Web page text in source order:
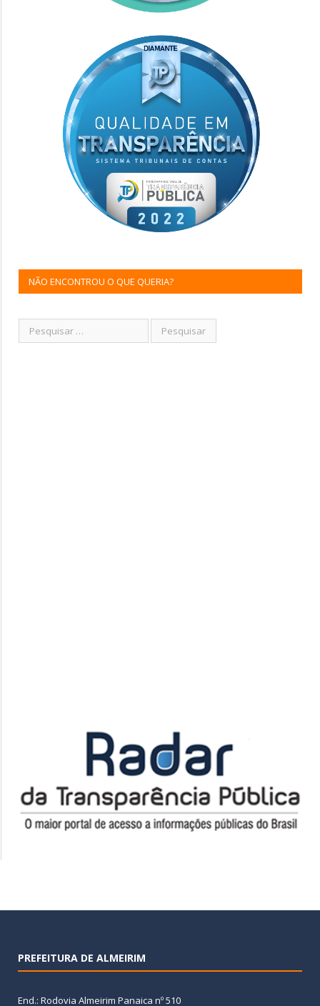
NÃO ENCONTROU O QUE QUERIA?
PREFEITURA DE ALMEIRIM
End.: Rodovia Almeirim Panaica nº 510